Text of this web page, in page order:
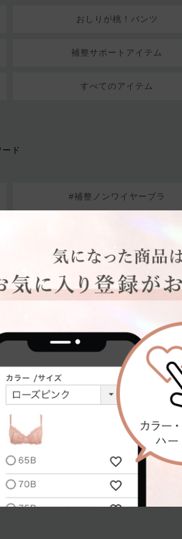
おしりが桃！パンツ
補整サポートアイテム
すべてのアイテム
ド
#補整ノンワイヤーブラ
お電話で
祝日を除く月～土曜日》となっておりま
お客様に沿った商品のご提案も承っており